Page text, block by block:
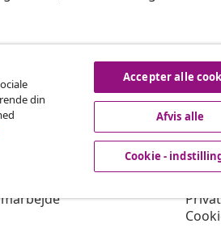
køb
Om
din
Accepter alle
Afvis alle
Cookie -